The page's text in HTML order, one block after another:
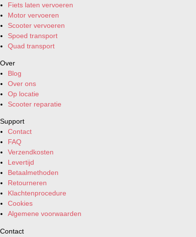
Fiets laten vervoeren
Motor vervoeren
Scooter vervoeren
Spoed transport
Quad transport
Over
Blog
Over ons
Op locatie
Scooter reparatie
Support
Contact
FAQ
Verzendkosten
Levertijd
Betaalmethoden
Retourneren
Klachtenprocedure
Cookies
Algemene voorwaarden
Contact